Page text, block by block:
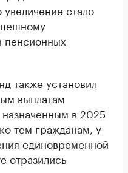
стало
пенсионных
также установил
выплатам
в 2025
тем гражданам, у
единовременной
отразились